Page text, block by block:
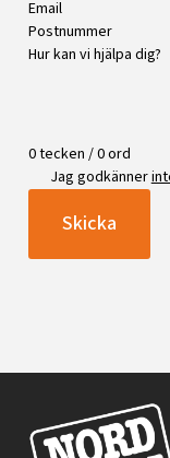
0 tecken / 0 ord
Jag godkänner
Skicka